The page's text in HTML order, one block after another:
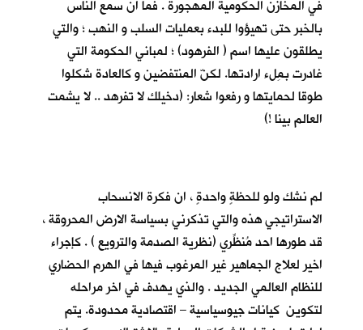
في المخازن الحكومية المهجورة . فما ان سمع الناس
بالخبر حتى تهيؤوا للبدء بعمليات السلب و النهب ؛ والتي
يطلقون عليها اسم ( الفرهود) ؛ لمباني الحكومة التي
غادرت بمِلء ارادتها. لكنّ المنتفضين و كالعادة شكلوا
طوقا لحمايتها و رفعوا شعار: (دخيلك لا تفرهد .. لا يشمت
العالم بينا !)
لم نشك ولو للحظةٍ واحدةٍ ، ان فكرة الانسحاب
الاستراتيجي هذه والتي تذكرني بسياسة الارض المحروقة ،
قد طورها احد مُنظِّري (نظرية الصدمة والترويع ) . كإجراء
اخير لعلاج الجماهير غير المرغوب فيها في الهرم الحضاري
للنظام العالمي الجديد . والذي يهدف في اخر مراحله
لتكوين كيانات جيوسياسية – اقتصادية محدودة. يتم